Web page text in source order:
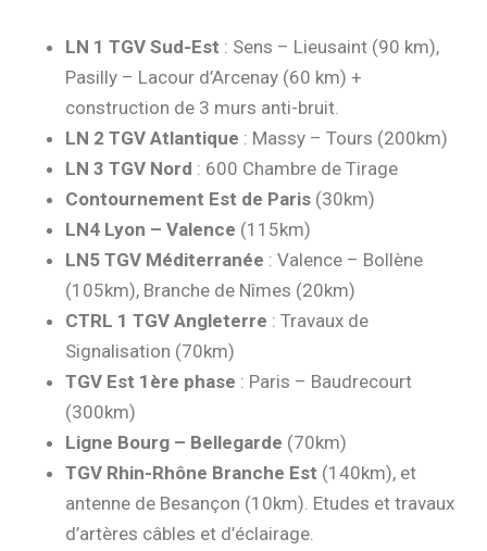
LN 1 TGV Sud-Est : Sens – Lieusaint (90 km),
Pasilly – Lacour d’Arcenay (60 km) +
construction de 3 murs anti-bruit.
LN 2 TGV Atlantique : Massy – Tours (200km)
LN 3 TGV Nord : 600 Chambre de Tirage
Contournement Est de Paris (30km)
LN4 Lyon – Valence (115km)
LN5 TGV Méditerranée : Valence – Bollène
(105km), Branche de Nîmes (20km)
CTRL 1 TGV Angleterre : Travaux de
Signalisation (70km)
TGV Est 1ère phase : Paris – Baudrecourt
(300km)
Ligne Bourg – Bellegarde (70km)
TGV Rhin-Rhône Branche Est (140km), et
antenne de Besançon (10km). Etudes et travaux
d’artères câbles et d’éclairage.